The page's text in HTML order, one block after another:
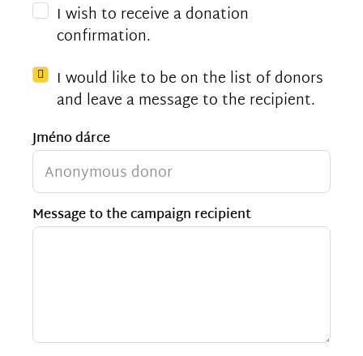
I wish to receive a donation
confirmation.
I would like to be on the list of donors
and leave a message to the recipient.
Jméno dárce
Message to the campaign recipient